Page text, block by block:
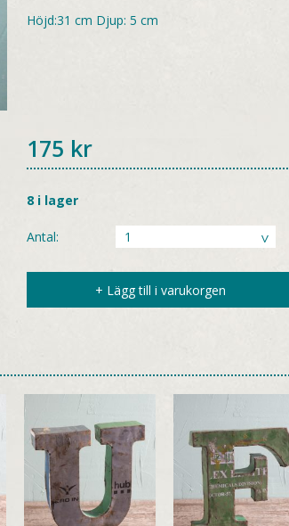
Höjd:31 cm Djup: 5 cm
175 kr
8 i lager
Antal:
+ Lägg till i varukorgen